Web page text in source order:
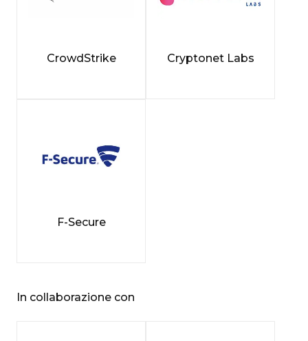
CrowdStrike Cryptonet Labs
F-Secure
In collaborazione con